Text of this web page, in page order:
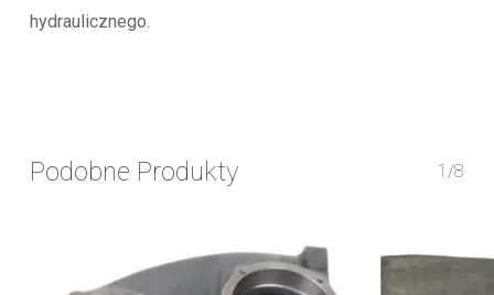
hydraulicznego.
Podobne Produkty 1/8